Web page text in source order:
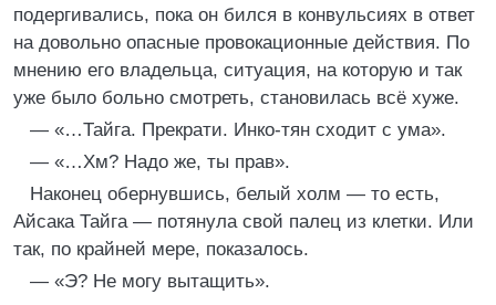
подергивались, пока он бился в конвульсиях в ответ
на довольно опасные провокационные действия. По
мнению его владельца, ситуация, на которую и так
уже было больно смотреть, становилась всё хуже.
— «…Тайга. Прекрати. Инко-тян сходит с ума».
— «…Хм? Надо же, ты прав».
Наконец обернувшись, белый холм — то есть,
Айсака Тайга — потянула свой палец из клетки. Или
так, по крайней мере, показалось.
— «Э? Не могу вытащить».